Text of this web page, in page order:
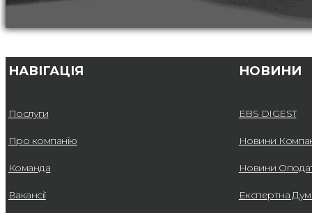
НАВІГАЦІЯ
Послуги
Про компанію
Команда
Вакансії
НОВИНИ
EBS DIGEST
Новини
Новини
Експертна